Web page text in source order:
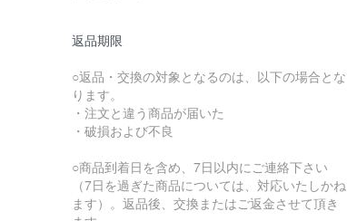
返品期限
○返品・交換の対象となるのは、以下の場合とな
ります。
・注文と違う商品が届いた
・破損および不良
○商品到着日を含め、7日以内にご連絡下さい
（7日を過ぎた商品については、対応いたしかね
ます）。返品後、交換またはご返金させて頂き